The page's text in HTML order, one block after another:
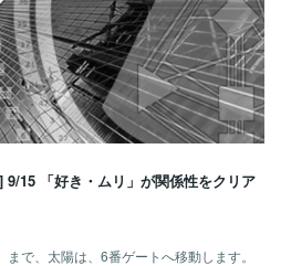
15 「好き・ムリ」が関係性をクリア
で、太陽は、6番ゲートへ移動します。